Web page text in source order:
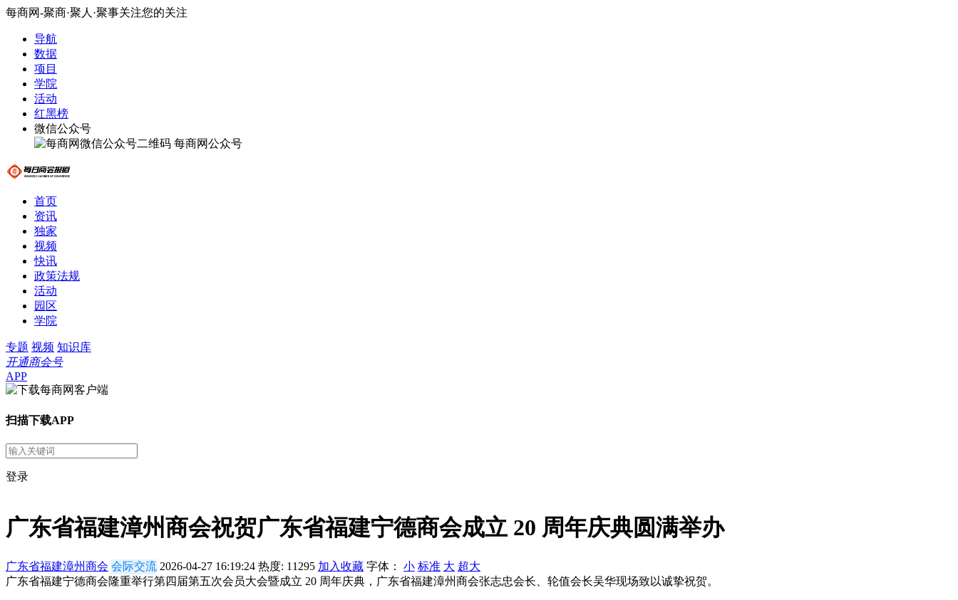
每商网-聚商·聚人·聚事关注您的关注
导航
数据
项目
学院
活动
红黑榜
微信公众号
每商网公众号
首页
资讯
独家
视频
快讯
政策法规
活动
园区
学院
专题 视频 知识库
开通商会号
APP
扫描下载APP
登录
广东省福建漳州商会祝贺广东省福建宁德商会成立 20 周年庆典圆满举办
广东省福建漳州商会 会际交流 2026-04-27 16:19:24 热度: 11295 加入收藏 字体： 小 标准 大 超大
广东省福建宁德商会隆重举行第四届第五次会员大会暨成立 20 周年庆典，广东省福建漳州商会张志忠会长、轮值会长吴华现场致以诚挚祝贺。